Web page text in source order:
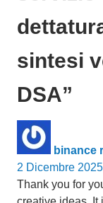
sintesi
DSA”
binance
2 Dicembre
Thank you for